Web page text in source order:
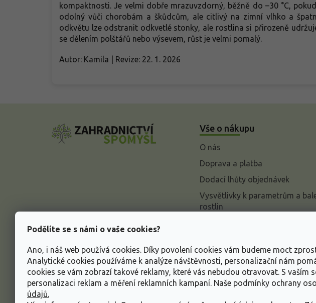
Podělíte se s námi o vaše cookies?
Ano, i náš web používá cookies. Díky povolení cookies vám budeme moct
Analytické cookies používáme k analýze návštěvnosti, personalizační nám
cookies se vám zobrazí takové reklamy, které vás nebudou otravovat. S vaším
personalizaci reklam a měření reklamních kampaní. Naše podmínky ochrany
údajů.
kompaktnosti. Je velmi dobře mrazuvzdorný, běžně do –30 °C,
odolný vůči chorobám a škůdcům, ale citlivý na zimní vlhko a
odkvětu lze odstranit odkvetlé stonky, ale rostlina si přirozeně
se dělením polštářů nebo výsevem, růst je velmi pomalý.
Autor: Kamila | Revize: 22. 1. 2026
Vše o nákupu
O nás
Doprava a platba
Dodací lhůty objednávek
Vysvětlivky k parametrům a
rostlin
Informace o ochraně osobních
údajů
Obchodní podmínky